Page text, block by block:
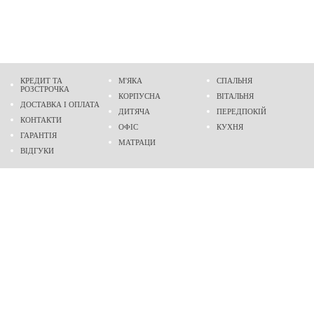
КРЕДИТ ТА
РОЗСТРОЧКА
ДОСТАВКА І ОПЛАТА
КОНТАКТИ
ГАРАНТІЯ
ВІДГУКИ
М'ЯКА
КОРПУСНА
ДИТЯЧА
ОФІС
МАТРАЦИ
СПАЛЬНЯ
ВІТАЛЬНЯ
ПЕРЕДПОКІЙ
КУХНЯ